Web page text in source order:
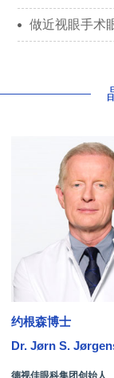
做近视眼手术
约根森博士
Dr. Jørn S.
德视佳眼科集团创始人